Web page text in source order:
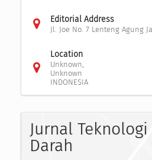
Editorial Address
Jl. Joe No. 7 Lenteng Agung
Location
Unknown,
Unknown
INDONESIA
Jurnal
Darah